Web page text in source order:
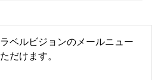
ベルビジョンのメールニュー
だけます。